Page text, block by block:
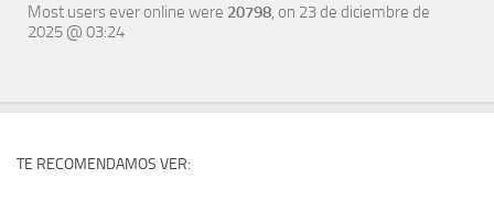
Most users ever online were 20798 , on 23 de diciembre de
2025 @ 03:24
TE RECOMENDAMOS VER: